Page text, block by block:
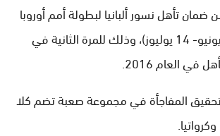
تأهل نسور ألبانيا لبطولة أمم أوروبا
2024 (ألمانيا، 14 يونيو- 14 يوليوز)، وذلك للمرة الثانية في
في العام 2016.
تحقيق المفاجأة في مجموعة صعبة تضم كلا